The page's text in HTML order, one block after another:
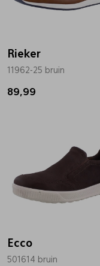
Rieker
11962-25 bruin
89,99
Ecco
501614 bruin